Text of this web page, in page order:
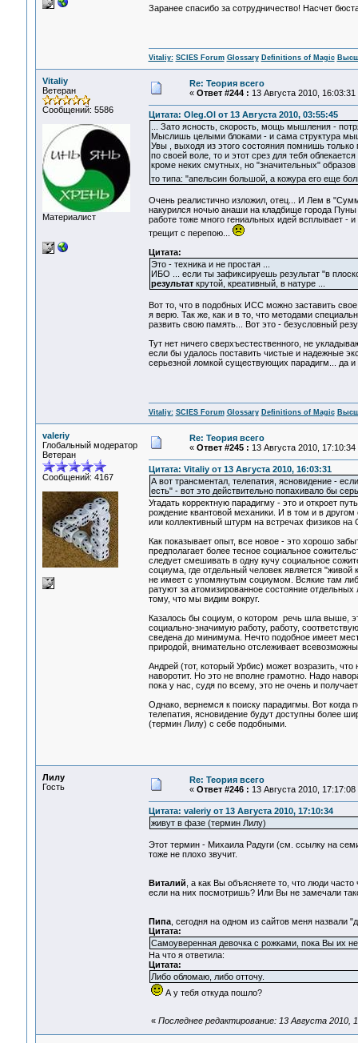
Заранее спасибо за сотрудничество! Насчет
Vitaliy: SCIES Forum Glossary Definitions of Magic
Vitaliy
Ветеран
Сообщений: 5586
Материалист
Re: Теория всего
« Ответ #244 : 13 Августа 2010, 16:03:31
Цитата: Oleg.Ol от 13 Августа 2010, 03:55:45
... Зато ясность, скорость, мощь мышления -
Мыслишь целыми блоками - и сама структура
Увы , выходя из этого состояния помнишь
по своей воле, то и этот срез для тебя
кроме неких смутных, но "значительных"
то типа: "апельсин большой, а кожура его еще
Очень реалистично изложил, отец... И Лем в
накурился ночью анаши на кладбище города
работе тоже много гениальных идей всплывает -
трещит с перепою...
Цитата:
Это - техника и не простая ...
ИБО ... если ты зафиксируешь результат "в
результаткрутой, креативный, в натуре ...
Вот то, что в подобных ИСС можно заставить
я верю. Так же, как и в то, что методами
развить свою память... Вот это - безусловный
Тут нет ничего сверхъестественного, не
если бы удалось поставить чистые и надежные
серьезной ломкой существующих парадигм... да
Vitaliy: SCIES Forum Glossary Definitions of Magic
valeriy
Глобальный модератор
Ветеран
Сообщений: 4167
Re: Теория всего
« Ответ #245 : 13 Августа 2010, 17:10:34
Цитата: Vitaliy от 13 Августа 2010, 16:03:31
А вот трансментал, телепатия, ясновидение -
есть" - вот это действительно попахивало бы
Угадать корректную парадигму - это и откроет
рождение квантовой механики. И в том и в
или коллективный штурм на встречах физиков на
Как показывает опыт, все новое - это хорошо
предполагает более тесное социальное
следует смешивать в одну кучу социальное
социума, где отдельный человек является
не имеет с упомянутым социумом. Всякие там
ратуют за атомизированное состояние
тому, что мы видим вокруг.
Казалось бы социум, о котором речь шла выше,
социально-значимую работу, работу,
сведена до минимума. Нечто подобное имеет
природой, внимательно отслеживает
Андрей (тот, который Урбис) может возразить,
наворотит. Но это не вполне грамотно. Надо
пока у нас, судя по всему, это не очень и
Однако, вернемся к поиску парадигмы. Вот когда
телепатия, ясновидение будут доступны более
(термин Лилу) с себе подобными.
Лилу
Гость
Re: Теория всего
« Ответ #246 : 13 Августа 2010, 17:17:08
Цитата: valeriy от 13 Августа 2010, 17:10:34
живут в фазе (термин Лилу)
Этот термин - Михаила Радуги (см. ссылку на
тоже не плохо звучит.
Виталий , а как Вы объясняете то, что люди
если на них посмотришь? Или Вы не замечали
Пипа, сегодня на одном из сайтов меня назвали
Цитата:
Самоуверенная девочка с рожками, пока Вы их
На что я ответила:
Цитата:
Либо обломаю, либо отточу.
А у тебя откуда пошло?
« Последнее редактирование: 13 Августа 2010,